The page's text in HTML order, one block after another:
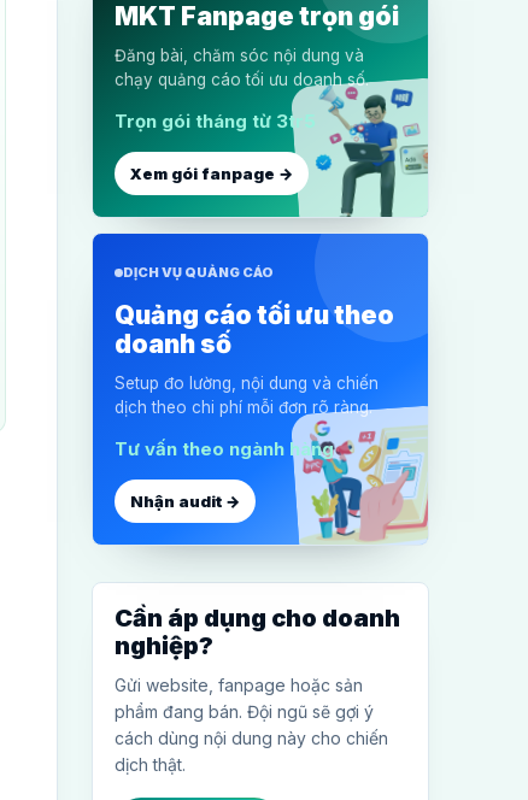
MKT Fanpage trọn gói
Đăng bài, chăm sóc nội dung và
chạy quảng cáo tối ưu doanh số.
Trọn gói tháng từ 3tr5
Xem gói fanpage →
DỊCH VỤ QUẢNG CÁO
Quảng cáo tối ưu theo
doanh số
Setup đo lường, nội dung và chiến
dịch theo chi phí mỗi đơn rõ ràng.
Tư vấn theo ngành hàng
Nhận audit →
Cần áp dụng cho doanh
nghiệp?
Gửi website, fanpage hoặc sản
phẩm đang bán. Đội ngũ sẽ gợi ý
cách dùng nội dung này cho chiến
dịch thật.